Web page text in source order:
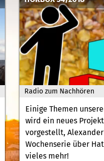
Radio zum Nachhören
Einige Themen
wird ein neues
vorgestellt,
Wochenserie über
vieles mehr!